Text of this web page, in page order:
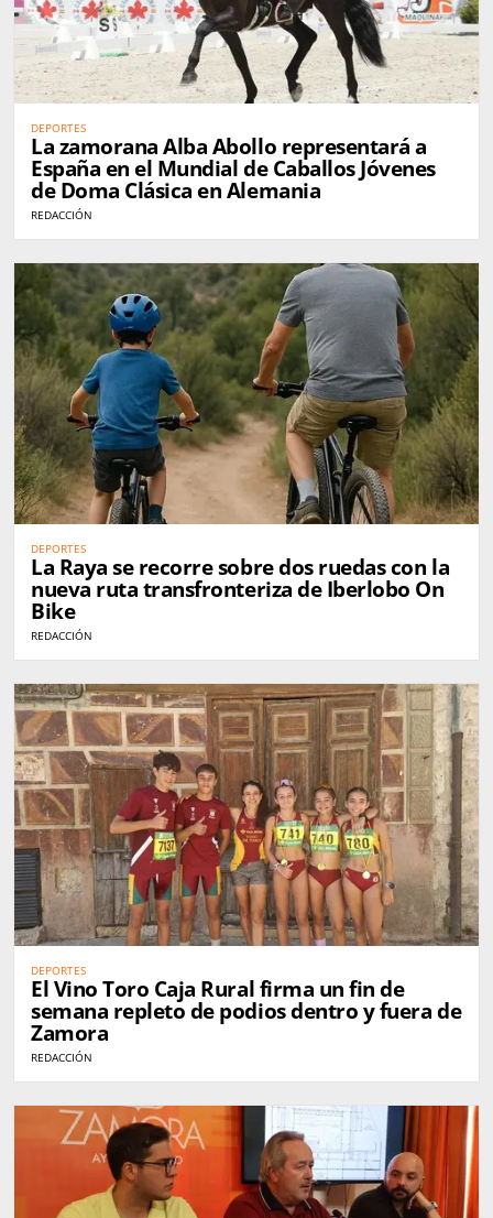
DEPORTES
La zamorana Alba Abollo representará a
España en el Mundial de Caballos Jóvenes
de Doma Clásica en Alemania
REDACCIÓN
DEPORTES
La Raya se recorre sobre dos ruedas con la
nueva ruta transfronteriza de Iberlobo On
Bike
REDACCIÓN
DEPORTES
El Vino Toro Caja Rural firma un fin de
semana repleto de podios dentro y fuera de
Zamora
REDACCIÓN